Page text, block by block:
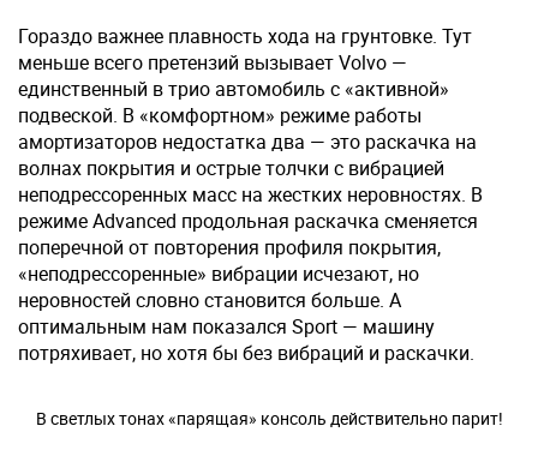
Гораздо важнее плавность хода на грунтовке. Тут
меньше всего претензий вызывает Volvo —
единственный в трио автомобиль с «активной»
подвеской. В «комфортном» режиме работы
амортизаторов недостатка два — это раскачка на
волнах покрытия и острые толчки с вибрацией
неподрессоренных масс на жестких неровностях. В
режиме Advanced продольная раскачка сменяется
поперечной от повторения профиля покрытия,
«неподрессоренные» вибрации исчезают, но
неровностей словно становится больше. А
оптимальным нам показался Sport — машину
потряхивает, но хотя бы без вибраций и раскачки.
В светлых тонах «парящая» консоль действительно парит!